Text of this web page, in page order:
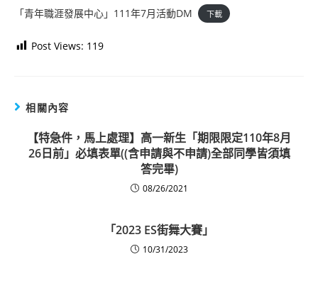
「青年職涯發展中心」111年7月活動DM 下載
Post Views: 119
相關內容
【特急件，馬上處理】高一新生「期限限定110年8月
26日前」必填表單((含申請與不申請)全部同學皆須填
答完畢)
08/26/2021
「2023 ES街舞大賽」
10/31/2023